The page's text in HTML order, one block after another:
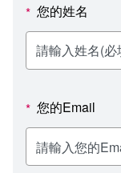
歷史訊息
新聞媒體專區
校園行事曆
報名系統
環境設備
活動花絮
影音資訊
教務處課務組
學習指導中心
輔導處
研發處
法律學系
大眾傳播學系
外國語文學系
文化藝術學系
資訊相關法規
新生報名
在學資訊
校務系統
課程大綱
網路選課
校內系統
資訊服務線上
消耗品申請
問卷調查
法令規章
* 您的姓名
* 您的Email